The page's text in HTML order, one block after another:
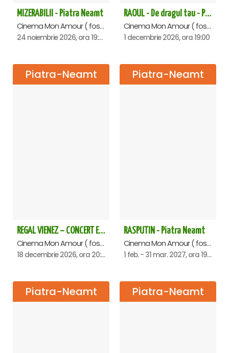
Asistent scenograf:
Cristian Mierlă
Durata spectacol: 90 minute
MIZERABILII - Piatra Neamt
Cinema Mon Amour ( fost Dacia ), Piatra-Neamt
24 noiembrie 2026, ora 19:00
RAOUL - De dragul tau - Piatra Neamt
Cinema Mon Amour ( fost Dacia ), Piatra-Neamt
1 decembrie 2026, ora 19:00
Piatra-Neamt
REGAL VIENEZ – CONCERT EXTRAORDINAR DE CRACIUN - Piatra Neamt
Cinema Mon Amour ( fost Dacia ), Piatra-Neamt
18 decembrie 2026, ora 20:00
Piatra-Neamt
RASPUTIN - Piatra Neamt
Cinema Mon Amour ( fost Dacia ), Piatra-Neamt
1 feb. - 31 mar. 2027, ora 19:00
Piatra-Neamt Piatra-Neamt